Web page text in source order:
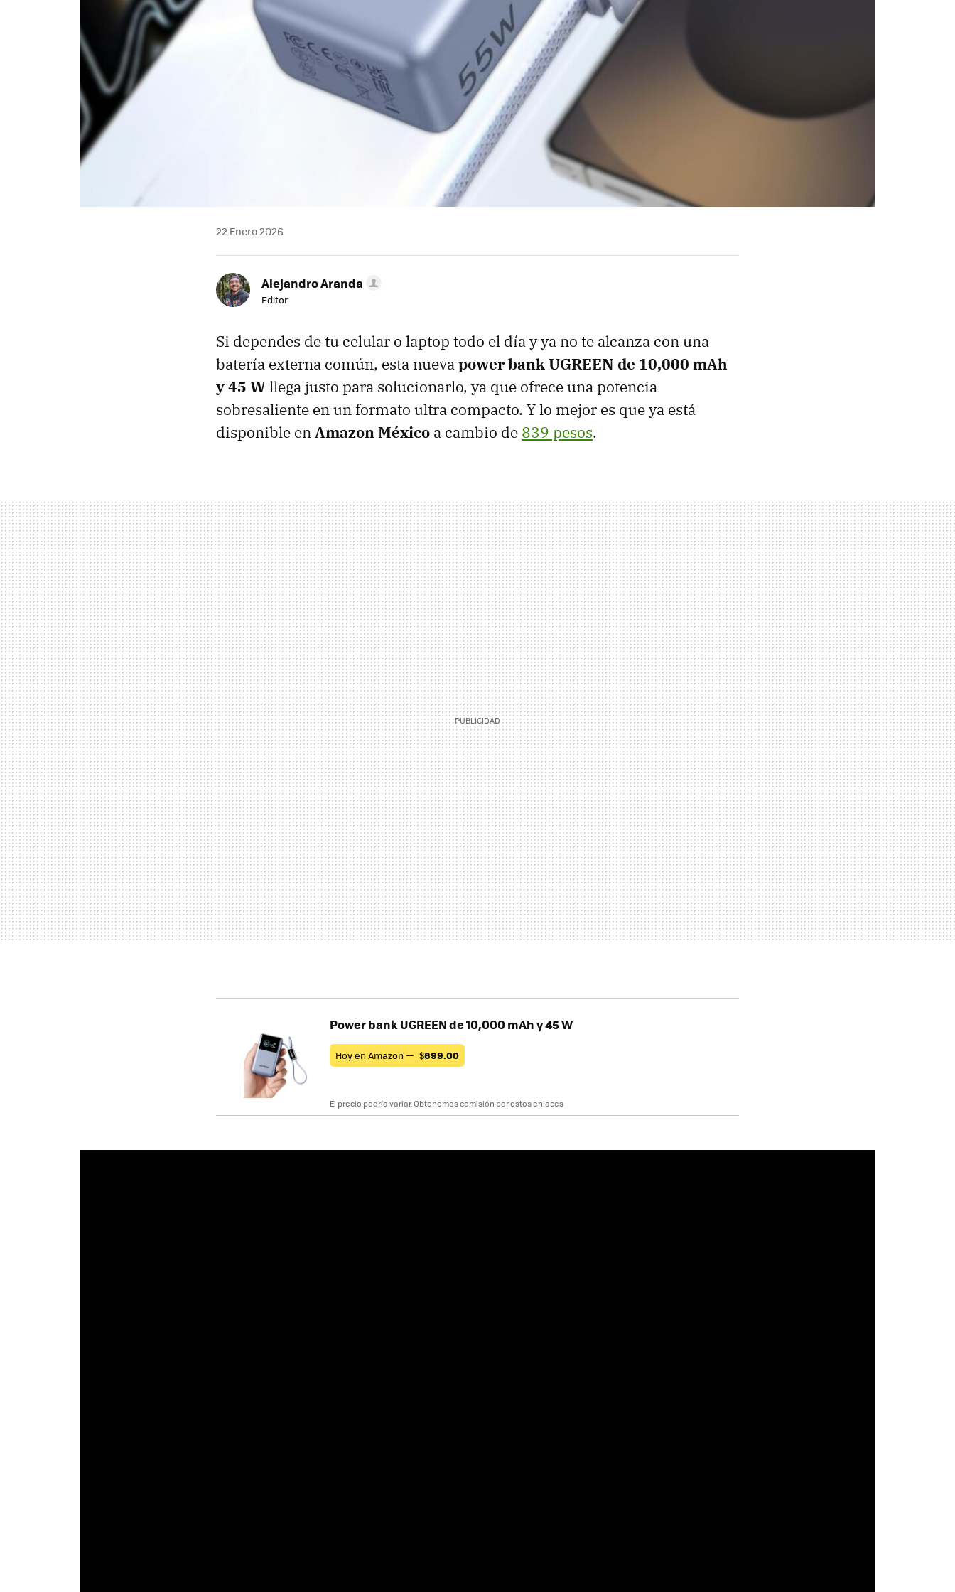
22 Enero 2026
Alejandro Aranda
Editor
Si dependes de tu celular o laptop todo el día y ya no te alcanza con una
batería externa común, esta nuevapower bank UGREEN de 10,000 mAh
y 45 Wllega justo para solucionarlo, ya que ofrece una potencia
sobresaliente en un formato ultra compacto. Y lo mejor es que ya está
disponible enAmazon México a cambio de 839 pesos.
Power bank UGREEN de 10,000 mAh y 45 W
Hoy en Amazon — $699.00
El precio podría variar. Obtenemos comisión por estos enlaces